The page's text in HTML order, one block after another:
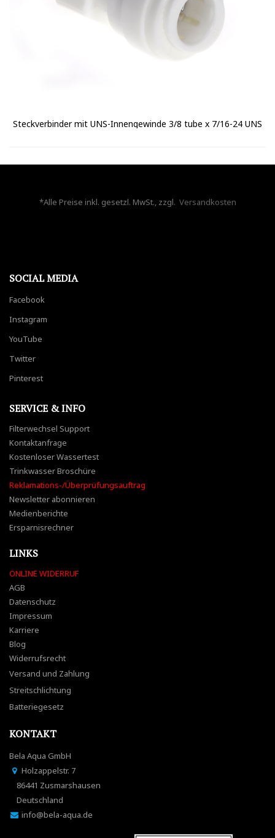
Steckverbinder mit UNS-Innengewinde 3/8 tube x 7/16-24 UNS
*Alle Preise inkl. gesetzl. MwSt., zzgl. Versandkosten
SOCIAL MEDIA
Facebook
Instagram
YouTube
Twitter
Pinterest
SERVICE & INFO
Filterwechsel Support
Kontaktanfrage
Kostenloser Wassertest
Trinkwasser Broschüre
Reklamations-/Überprüfungsauftrag
Newsletter abonnieren
Medienberichte
Ersparnisrechner
LINKS
ONLINE WIDERRUF
AGB
Datenschutz
Impressum
Karriere
Blog
Widerrufsrecht
Versand und Zahlung
Streitschlichtung
Batteriegesetz
KONTAKT
Bela Aqua GmbH
Holzappelstr. 7
86441 Zusmarshausen
Deutschland
info@bela-aqua.de